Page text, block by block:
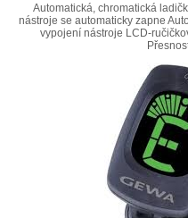
Automatická, chromatická
nástroje se automaticky zapne
vypojení nástroje LCD-